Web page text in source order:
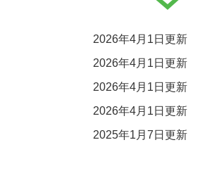
2026年4月1日更新
2026年4月1日更新
2026年4月1日更新
2026年4月1日更新
2025年1月7日更新